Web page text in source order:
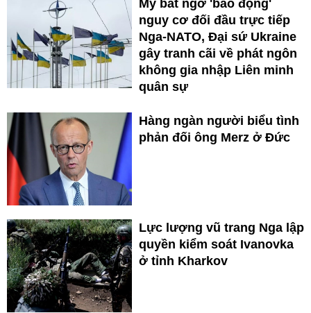
Mỹ bất ngờ 'báo động'
nguy cơ đối đầu trực tiếp
Nga-NATO, Đại sứ Ukraine
gây tranh cãi về phát ngôn
không gia nhập Liên minh
quân sự
Hàng ngàn người biểu tình
phản đối ông Merz ở Đức
Lực lượng vũ trang Nga lập
quyền kiểm soát Ivanovka
ở tỉnh Kharkov